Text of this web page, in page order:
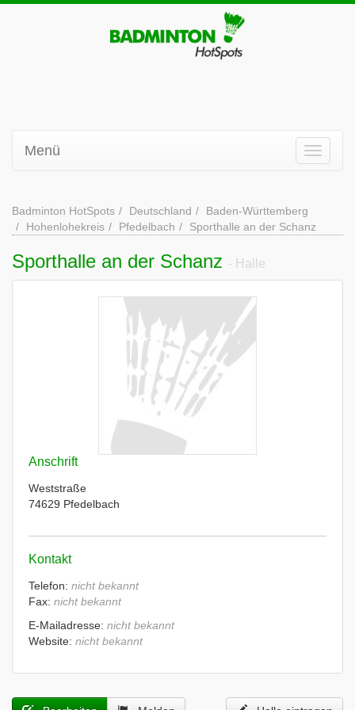
Menü
Badminton HotSpots Deutschland
Baden-Württemberg
Hohenlohekreis
Pfedelbach Sporthalle an der Schanz
Sporthalle an der Schanz - Halle
Anschrift
Weststraße
74629 Pfedelbach
Kontakt
Telefon: nicht bekannt
Fax: nicht bekannt
E-Mailadresse: nicht bekannt
Website: nicht bekannt